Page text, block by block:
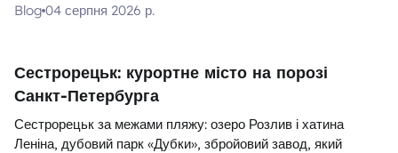
Blog 04 серпня 2026 р.
Сестрорецьк: курортне місто на порозі
Санкт-Петербурга
Сестрорецьк за межами пляжу: озеро Розлив і хатина
Леніна, дубовий парк «Дубки», збройовий завод, який